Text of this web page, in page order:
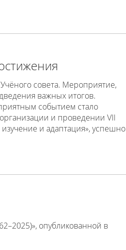
совета. Мероприятие,
важных итогов.
событием стало
и проведении VII
и адаптация», успешно
опубликованной в